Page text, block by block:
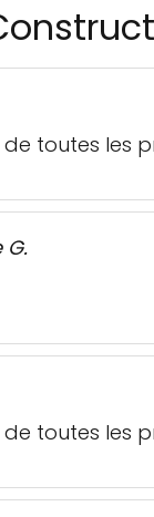
toutes les
toutes les